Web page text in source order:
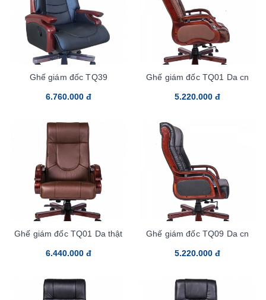
Ghế giám đốc TQ39
6.760.000 đ
Ghế giám đốc TQ01 Da cn
5.220.000 đ
Ghế giám đốc TQ01 Da thật
6.440.000 đ
Ghế giám đốc TQ09 Da cn
5.220.000 đ